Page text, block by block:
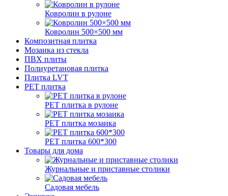
Ковролин в рулоне
Ковролин 500×500 мм
Композитная плитка
Мозаика из стекла
ПВХ плиты
Полиуретановая плитка
Плитка LVT
РЕТ плитка
РЕТ плитка в рулоне
РЕТ плитка мозаика
РЕТ плитка 600*300
Товары для дома
Журнальные и приставные столики
Садовая мебель